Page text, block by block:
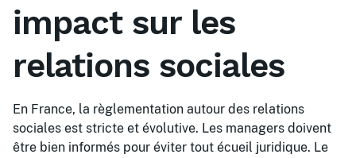
impact sur les
relations sociales
En France, la règlementation autour des relations
sociales est stricte et évolutive. Les managers doivent
être bien informés pour éviter tout écueil juridique. Le